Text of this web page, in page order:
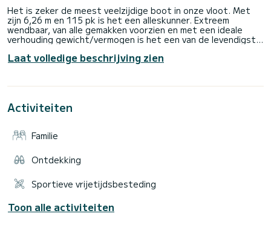
Het is zeker de meest veelzijdige boot in onze vloot. Met
zijn 6,26 m en 115 pk is het een alleskunner. Extreem
wendbaar, van alle gemakken voorzien en met een ideale
verhouding gewicht/vermogen is het een van de levendigste
watersporten en excursies met vrienden en biedt
comfortabel plaats aan 4 tot 8 personen. Deze zeer goed
Laat volledige beschrijving zien
Activiteiten
Familie
Ontdekking
Sportieve vrijetijdsbesteding
Toon alle activiteiten